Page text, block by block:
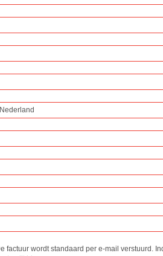
Nederland
factuur wordt standaard per e-mail verstuurd.